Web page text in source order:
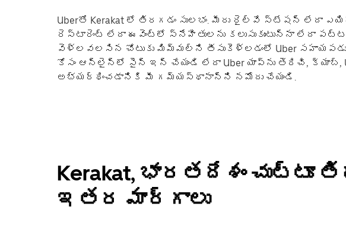
Uberతో Kerakat లో తిరగడం సులభం. మీరు రైల్వే స్టేషన్ లేదా
రెస్టారెంట్ లేదా ఈవెంట్లో స్నేహితులను కలుసుకుంటున్నా లేదా
వెళ్లవలసిన చోటుకు మిమ్మల్ని తీసుకెళ్లడంలో Uber
కోసం ఆన్‌లైన్‌లో సైన్ ఇన్ చేయండి లేదా Uber యాప్‌ను తెరిచి, క్యాబ్,
అభ్యర్థించడానికి మీ గమ్యస్థానాన్ని నమోదు చేయండి.
Kerakat, భారతదేశం
ఇతర మార్గాలు